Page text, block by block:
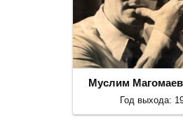
Муслим
Год выхода: